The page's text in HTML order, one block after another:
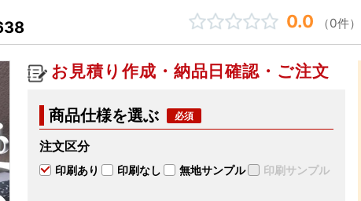
0.0 （0件）
お見積り作成・納品日確認・ご注文
商品仕様を選ぶ
注文区分
印刷あり 印刷なし 無地サンプル 印刷サンプル